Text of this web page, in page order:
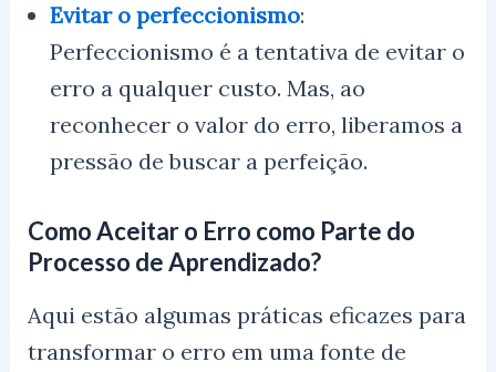
Evitar o perfeccionismo:
Perfeccionismo é a tentativa de evitar o
erro a qualquer custo. Mas, ao
reconhecer o valor do erro, liberamos a
pressão de buscar a perfeição.
Como Aceitar o Erro como Parte do
Processo de Aprendizado?
Aqui estão algumas práticas eficazes para
transformar o erro em uma fonte de